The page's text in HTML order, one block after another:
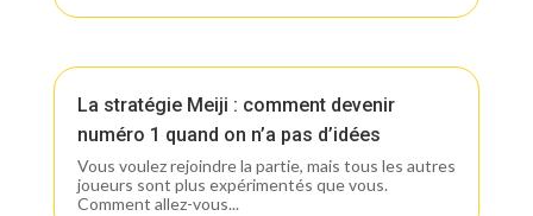
La stratégie Meiji : comment devenir
numéro 1 quand on n’a pas d’idées
Vous voulez rejoindre la partie, mais tous les autres
joueurs sont plus expérimentés que vous.
Comment allez-vous...